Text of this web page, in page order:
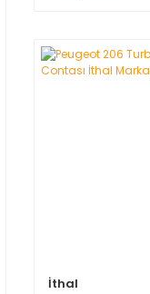
İthal